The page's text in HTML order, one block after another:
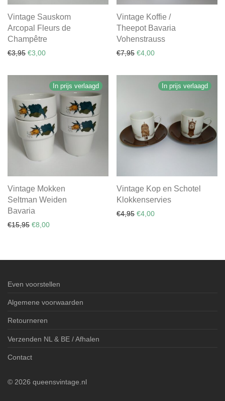
Vintage Sauskom
Arcopal Fleurs de
Champêtre
€3,95 Oorspronkelijke prijs was: €3,95.
€3,00Huidige prijs is: €3,00.
Vintage Koffie /
Theepot Bavaria
Vohenstrauss
€7,95 Oorspronkelijke prijs was:
€4,00Huidige prijs is: €4,00.
In prijs verlaagd
Vintage Mokken
Seltman Weiden
Bavaria
€15,95 Oorspronkelijke prijs was: €15,95.
€8,00Huidige prijs is: €8,00.
In prijs verlaagd
Vintage Kop en Schotel
Klokkenservies
€4,95 Oorspronkelijke prijs was:
€4,00Huidige prijs is: €4,00.
Even voorstellen
Algemene voorwaarden
Retourneren
Verzenden NL & BE / Afhalen
Contact
© 2026 queensvintage.nl